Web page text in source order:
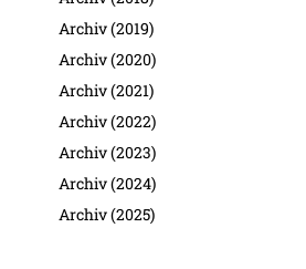
Archiv (2019)
Archiv (2020)
Archiv (2021)
Archiv (2022)
Archiv (2023)
Archiv (2024)
Archiv (2025)